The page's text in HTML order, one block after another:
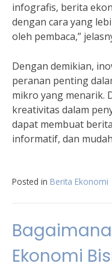
infografis, berita
dengan cara yang
oleh pembaca,”
Dengan demikian,
peranan penting
mikro yang menarik.
kreativitas dalam
dapat membuat
informatif, dan
Posted in Berita Ekonomi
Ekonomi